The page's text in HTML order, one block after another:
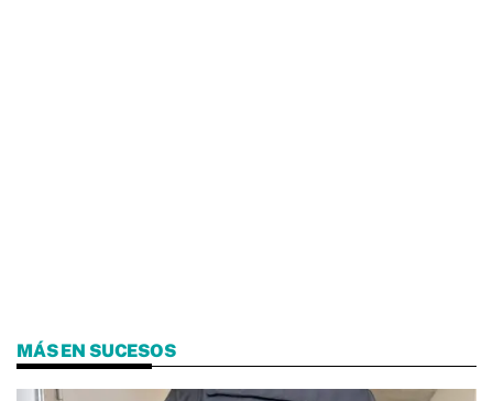
MÁS EN SUCESOS